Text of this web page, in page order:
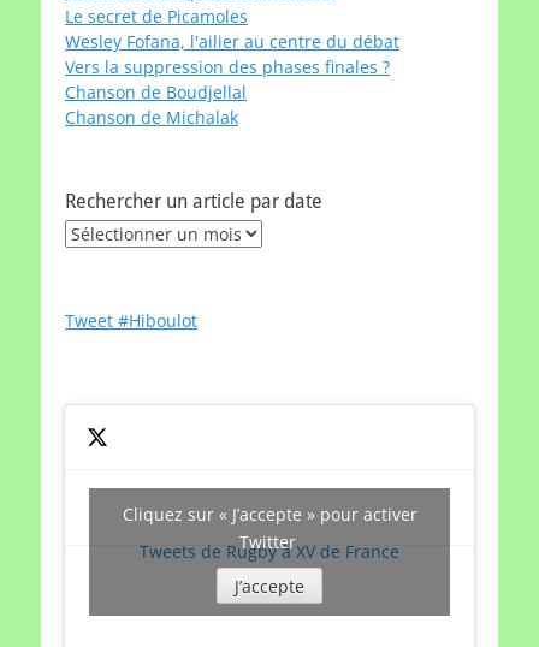
Le secret de Picamoles
Wesley Fofana, l'ailier au centre du débat
Vers la suppression des phases finales ?
Chanson de Boudjellal
Chanson de Michalak
Rechercher un article par date
Rechercher
date
Tweet #Hiboulot
Tweets de Rugby à XV de France
Cliquez sur « J’accepte » pour activer
Twitter
J’accepte